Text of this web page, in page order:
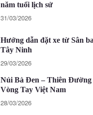
năm tuổi lịch sử
31/03/2026
Hướng dẫn đặt xe từ Sân
Tây Ninh
29/03/2026
Núi Bà Đen – Thiên
Vòng Tay Việt Nam
28/03/2026